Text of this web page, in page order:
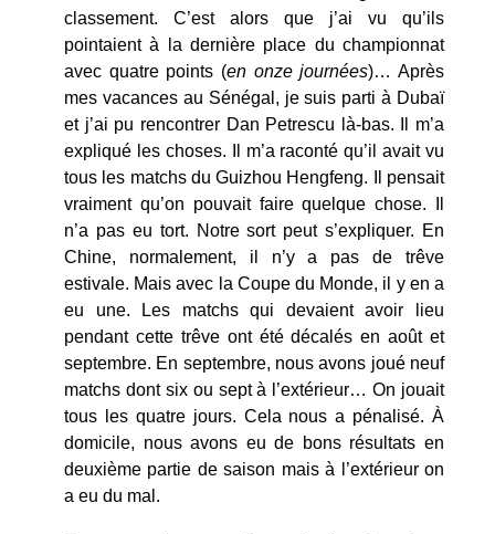
classement. C’est alors que j’ai vu qu’ils
pointaient à la dernière place du championnat
avec quatre points (en onze journées)… Après
mes vacances au Sénégal, je suis parti à Dubaï
et j’ai pu rencontrer Dan Petrescu là-bas. Il m’a
expliqué les choses. Il m’a raconté qu’il avait vu
tous les matchs du Guizhou Hengfeng. Il pensait
vraiment qu’on pouvait faire quelque chose. Il
n’a pas eu tort. Notre sort peut s’expliquer. En
Chine, normalement, il n’y a pas de trêve
estivale. Mais avec la Coupe du Monde, il y en a
eu une. Les matchs qui devaient avoir lieu
pendant cette trêve ont été décalés en août et
septembre. En septembre, nous avons joué neuf
matchs dont six ou sept à l’extérieur… On jouait
tous les quatre jours. Cela nous a pénalisé. À
domicile, nous avons eu de bons résultats en
deuxième partie de saison mais à l’extérieur on
a eu du mal.